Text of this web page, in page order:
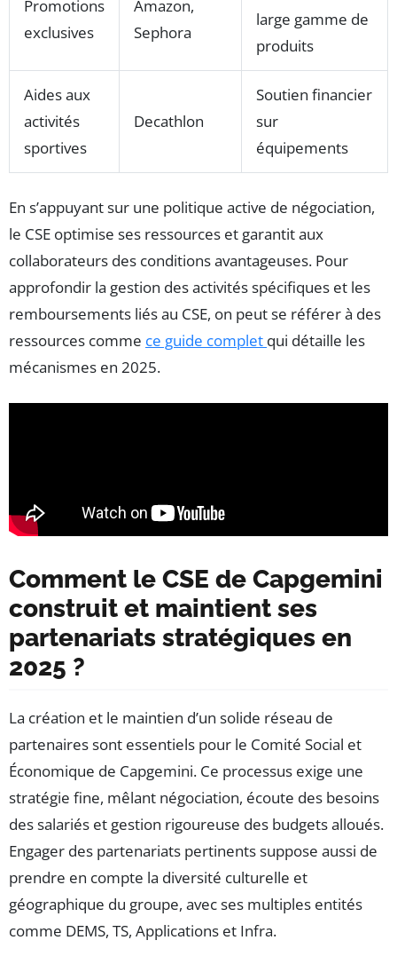
Promotions
exclusives
Amazon,
Sephora
large gamme de
produits
Aides aux
activités
sportives
Decathlon
Soutien financier
sur
équipements
En s’appuyant sur une politique active de négociation,
le CSE optimise ses ressources et garantit aux
collaborateurs des conditions avantageuses. Pour
approfondir la gestion des activités spécifiques et les
remboursements liés au CSE, on peut se référer à des
ressources comme ce guide complet qui détaille les
mécanismes en 2025.
Comment le CSE de Capgemini
construit et maintient ses
partenariats stratégiques en
2025 ?
La création et le maintien d’un solide réseau de
partenaires sont essentiels pour le Comité Social et
Économique de Capgemini. Ce processus exige une
stratégie fine, mêlant négociation, écoute des besoins
des salariés et gestion rigoureuse des budgets alloués.
Engager des partenariats pertinents suppose aussi de
prendre en compte la diversité culturelle et
géographique du groupe, avec ses multiples entités
comme DEMS, TS, Applications et Infra.